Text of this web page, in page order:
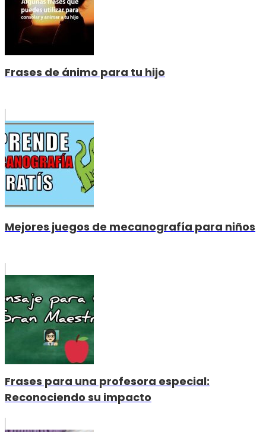
Frases de ánimo para tu hijo
Mejores juegos de mecanografía para niños
Frases para una profesora especial:
Reconociendo su impacto